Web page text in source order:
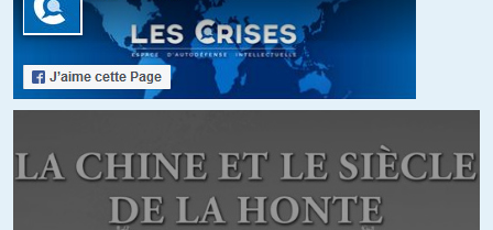
son statut de puissance régalienne. Mais comme cette doxa
mène aussi dans un mur, elle agite les restes de son ennemi pour
faire croire qu’il est encore là. C’est un moyen classique de
maintenir une cohésion et d’éviter un auto-examen critique.
Delphin//12.11.2013 à 12h34